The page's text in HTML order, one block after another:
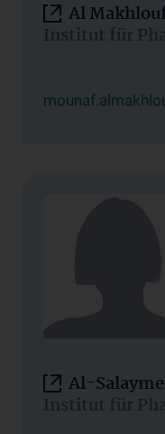
Al
Institut für
Al-
Institut für